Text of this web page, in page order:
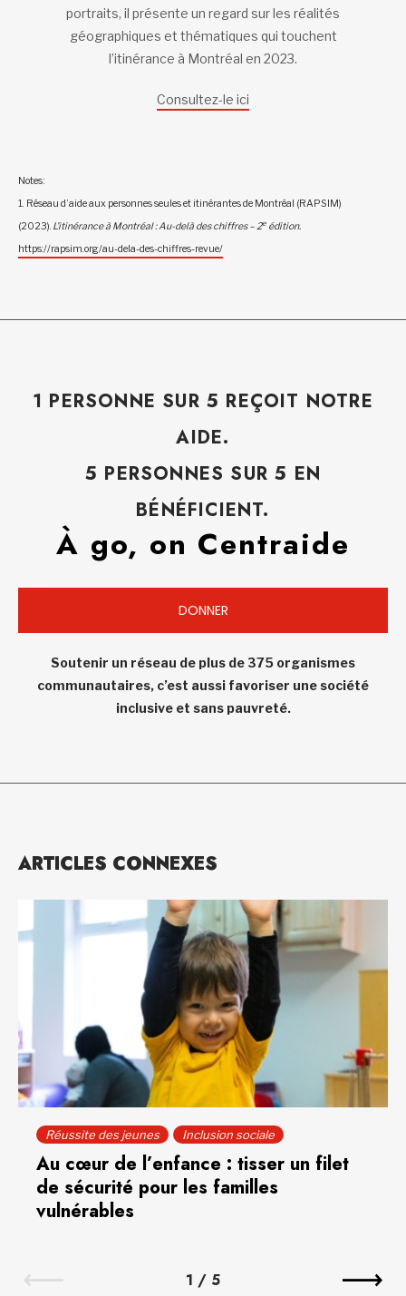
portraits, il présente un regard sur les réalités
géographiques et thématiques qui touchent
l’itinérance à Montréal en 2023.
Consultez-le ici
Notes :
1. Réseau d’aide aux personnes seules et itinérantes de Montréal (RAPSIM)
(2023). L’itinérance à Montréal : Au-delà des chiffres – 2e édition.
https://rapsim.org/au-dela-des-chiffres-revue/
1 PERSONNE SUR 5 REÇOIT NOTRE
AIDE.
5 PERSONNES SUR 5 EN
BÉNÉFICIENT.
À go, on Centraide
DONNER
Soutenir un réseau de plus de 375 organismes
communautaires, c’est aussi favoriser une société
inclusive et sans pauvreté.
ARTICLES CONNEXES
Réussite des jeunes Inclusion sociale
Au cœur de l’enfance : tisser un filet
de sécurité pour les familles
vulnérables
1 / 5